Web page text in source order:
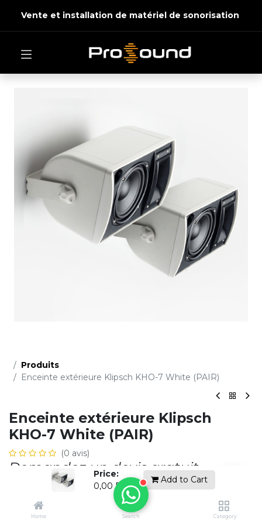
Price:
0,00 DH
Add to Cart
Home Search Category
Vente et installation de matériel de sonorisation
Produits
Enceinte extérieure Klipsch KHO-7 White (PAIR)
Enceinte extérieure Klipsch
KHO-7 White (PAIR)
(0 avis)
Demandez un devis gratuit
Ajouter à la li​ste de souhaits